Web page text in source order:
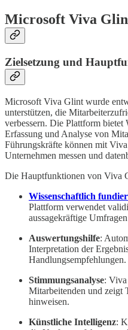
Microsoft Viva
Zielsetzung und
Microsoft Viva Glint wurde
unterstützen, die
verbessern. Die Plattform bietet
Erfassung und Analyse von
Führungskräfte können mit
Unternehmen messen und
Die Hauptfunktionen von Viva
Wissenschaftlich
Plattform verwendet
aussagekräftige
Auswertungshilfe:
Interpretation der
Handlungsempfehlungen.
Stimmungsanalyse:
Mitarbeitenden und zeigt
hinweisen.
Künstliche Intelligenz: